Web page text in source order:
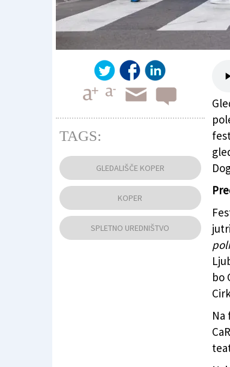
Lanska izvedba festivala
bo
Na
TAGS:
GLEDALIŠČE KOPER
KOPER
SPLETNO UREDNIŠTVO